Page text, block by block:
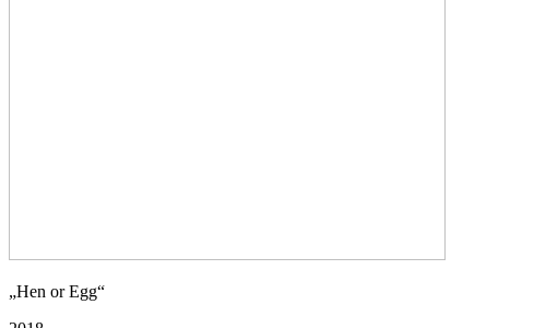
„Hen or Egg“